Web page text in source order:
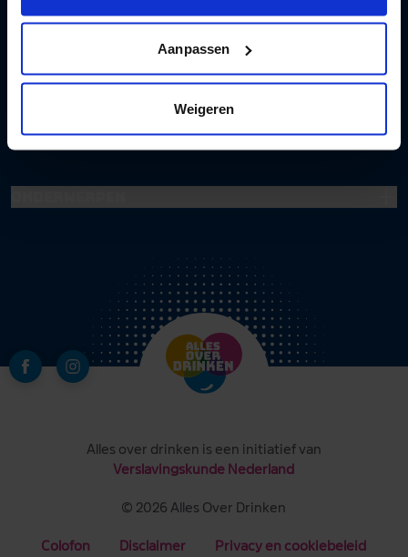
Aanpassen
Weigeren
Test en apps
Hulp en advies
© 2026 Alles Over Drinken
Alles over drinken is een initiatief van
Verslavingskunde Nederland
Colofon Disclaimer Privacy en cookiebeleid